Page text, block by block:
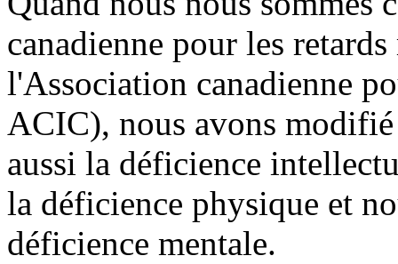
canadienne pour les
l'Association canadienne
ACIC), nous avons
aussi la déficience
la déficience physique et
déficience mentale.